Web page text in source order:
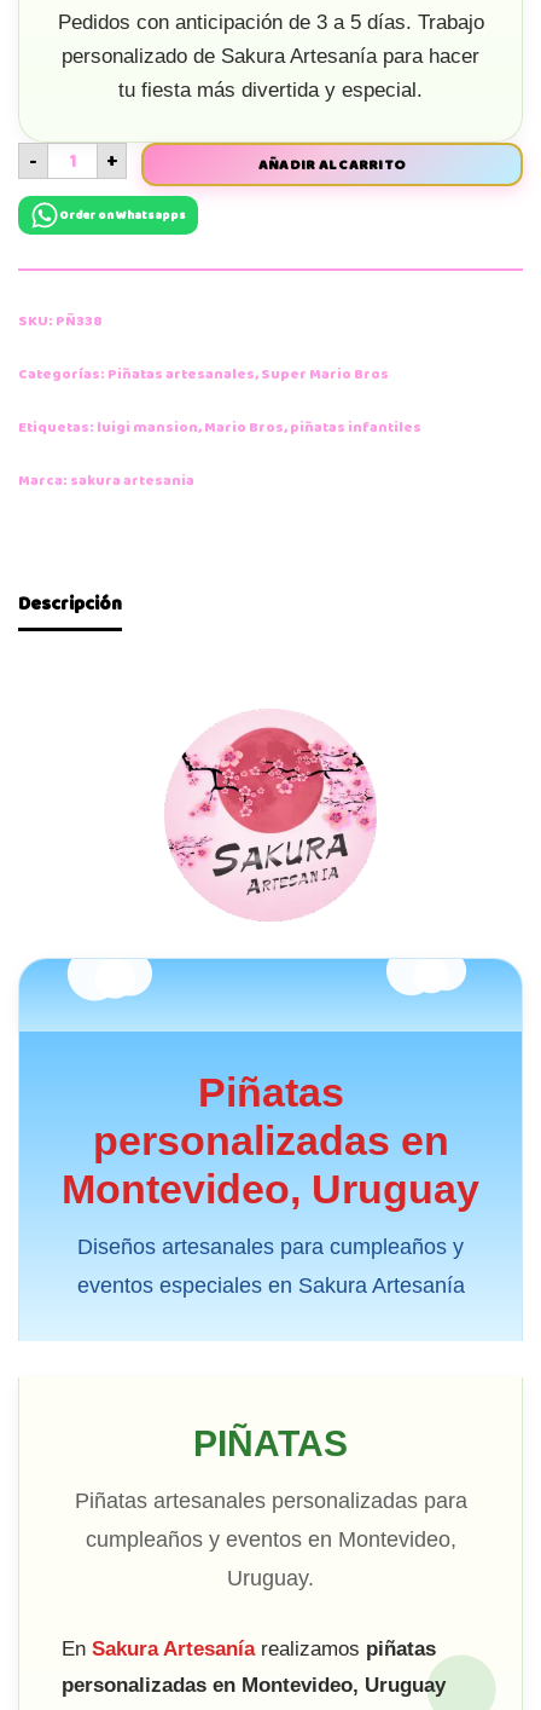
Pedidos con anticipación de 3 a 5 días. Trabajo
personalizado de Sakura Artesanía para hacer
tu fiesta más divertida y especial.
- + AÑADIR AL CARRITO
Order on Whatsapps
SKU: PÑ338
Categorías: Piñatas artesanales,Super Mario Bros
Etiquetas: luigi mansion,Mario Bros,piñatas infantiles
Marca: sakura artesania
Descripción
Piñatas
personalizadas en
Montevideo, Uruguay
Diseños artesanales para cumpleaños y
eventos especiales en Sakura Artesanía
PIÑATAS
Piñatas artesanales personalizadas para
cumpleaños y eventos en Montevideo,
Uruguay.
En Sakura Artesaníarealizamos piñatas
personalizadas en Montevideo, Uruguay